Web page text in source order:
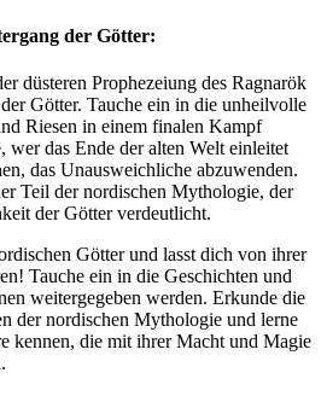
der Götter:
düsteren Prophezeiung des Ragnarök
Götter. Tauche ein in die unheilvolle
Riesen in einem finalen Kampf
wer das Ende der alten Welt einleitet
das Unausweichliche abzuwenden.
Teil der nordischen Mythologie, der
der Götter verdeutlicht.
Götter und lasst dich von ihrer
Tauche ein in die Geschichten und
weitergegeben werden. Erkunde die
der nordischen Mythologie und lerne
kennen, die mit ihrer Macht und Magie